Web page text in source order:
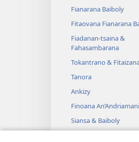
Fianarana Baiboly
Fitaovana Fianarana
Fiadanan-tsaina &
Fahasambarana
Tokantrano &
Tanora
Ankizy
Finoana
Siansa & Baiboly